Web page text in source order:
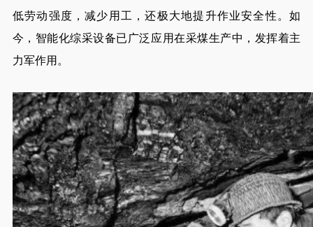
低劳动强度，减少用工，还极大地提升作业安全性。如
今，智能化综采设备已广泛应用在采煤生产中，发挥着主
力军作用。